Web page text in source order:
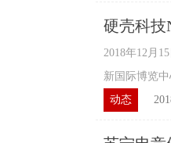
硬壳科技
2018年12月
新国际博览
动态